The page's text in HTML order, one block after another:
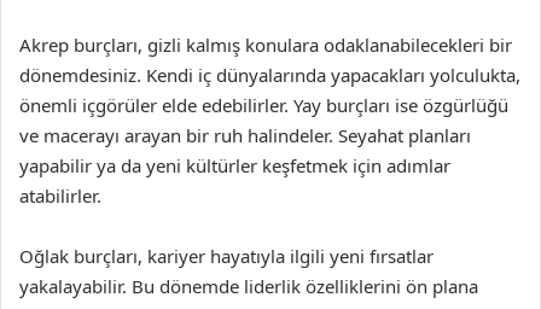
Akrep burçları, gizli kalmış konulara odaklanabilecekleri bir
dönemdesiniz. Kendi iç dünyalarında yapacakları yolculukta,
önemli içgörüler elde edebilirler. Yay burçları ise özgürlüğü
ve macerayı arayan bir ruh halindeler. Seyahat planları
yapabilir ya da yeni kültürler keşfetmek için adımlar
atabilirler.
Oğlak burçları, kariyer hayatıyla ilgili yeni fırsatlar
yakalayabilir. Bu dönemde liderlik özelliklerini ön plana